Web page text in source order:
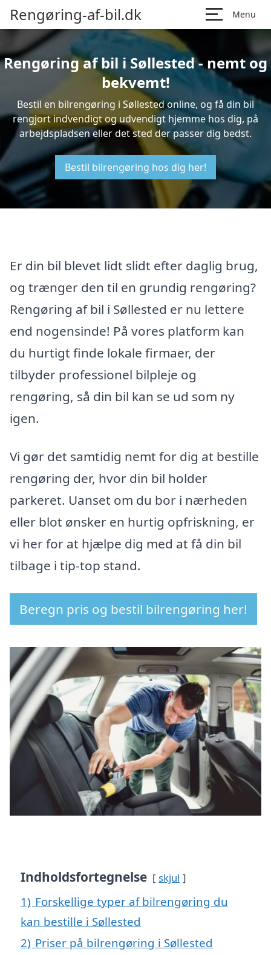
Rengøring-af-bil.dk Menu
Rengøring af bil i Søllested - nemt og
bekvemt!
Bestil en bilrengøring i Søllested online, og få din bil
rengjort indvendigt og udvendigt hjemme hos dig, på
arbejdspladsen eller det sted der passer dig bedst.
Bestil bilrengøring hos dig her!
Er din bil blevet lidt slidt efter daglig brug,
og trænger den til en grundig rengøring?
Rengøring af bil i Søllested er nu lettere
end nogensinde! På vores platform kan
du hurtigt finde lokale firmaer, der
tilbyder professionel bilpleje og
rengøring, så din bil kan se ud som ny
igen.
Vi gør det samtidig nemt for dig at bestille
rengøring der, hvor din bil holder
parkeret. Uanset om du bor i nærheden
eller blot ønsker en hurtig opfriskning, er
vi her for at hjælpe dig med at få din bil
tilbage i tip-top stand.
Beregn pris og bestil bilrengøring her!
Indholdsfortegnelse skjul
1) Forskellige typer af bilrengøring du
kan bestille i Søllested
2) Priser på bilrengøring i Søllested